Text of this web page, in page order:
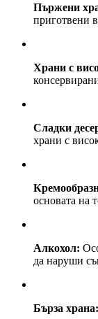
Пържени
приготвени
Храни с
Сладки
храни с
основата на
Алкохол:
да наруши
Бърза храна: